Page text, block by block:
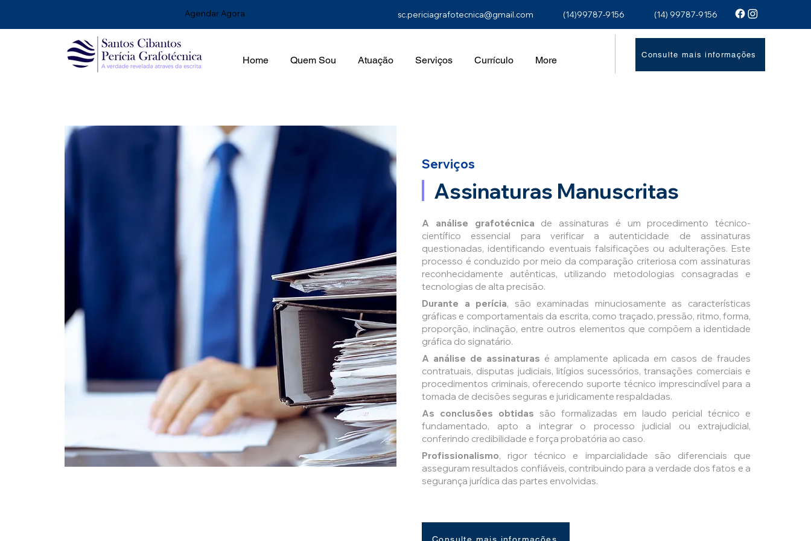
Agendar Agora sc.periciagrafotecnica@gmail.com (14)99787-9156 (14) 99787-9156
Home Quem Sou Atuação Serviços Currículo More Consulte mais informações
Serviços
Assinaturas Manuscritas
A análise grafotécnica de assinaturas é um procedimento técnico-
científico essencial para verificar a autenticidade de assinaturas
questionadas, identificando eventuais falsificações ou adulterações. Este
processo é conduzido por meio da comparação criteriosa com assinaturas
reconhecidamente autênticas, utilizando metodologias consagradas e
tecnologias de alta precisão.
Durante a perícia, são examinadas minuciosamente as características
gráficas e comportamentais da escrita, como traçado, pressão, ritmo, forma,
proporção, inclinação, entre outros elementos que compõem a identidade
gráfica do signatário.
A análise de assinaturas é amplamente aplicada em casos de fraudes
contratuais, disputas judiciais, litígios sucessórios, transações comerciais e
procedimentos criminais, oferecendo suporte técnico imprescindível para a
tomada de decisões seguras e juridicamente respaldadas.
As conclusões obtidas são formalizadas em laudo pericial técnico e
fundamentado, apto a integrar o processo judicial ou extrajudicial,
conferindo credibilidade e força probatória ao caso.
Profissionalismo, rigor técnico e imparcialidade são diferenciais que
asseguram resultados confiáveis, contribuindo para a verdade dos fatos e a
segurança jurídica das partes envolvidas.
Consulte mais informações